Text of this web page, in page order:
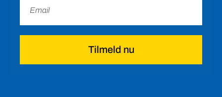
Tilmeld nu